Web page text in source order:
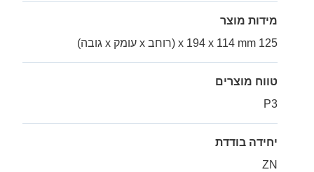
מידות מוצר
125 x 194 x 114 mm (רוחב x עומק x גובה)
טווח מוצרים
P3
יחידה בודדת
ZN